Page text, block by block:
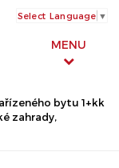
MENU
Select Language ▼
bytu 1+kk
zahrady,